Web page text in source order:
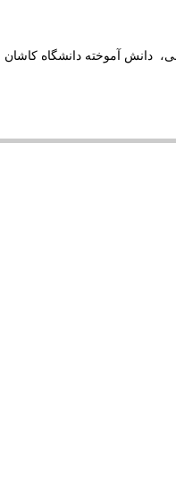
مراسم از خانواده شهید دهقانی، دانش آموخته